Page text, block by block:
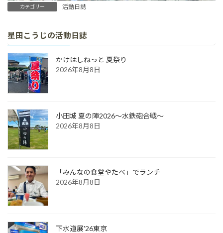
カテゴリー 活動日誌
星田こうじの活動日誌
かけはしねっと 夏祭り
2026年8月8日
小田城 夏の陣2026～水鉄砲合戦～
2026年8月8日
「みんなの食堂やたべ」でランチ
2026年8月8日
下水道展'26東京